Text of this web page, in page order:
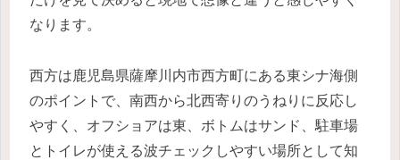
なります。
西方は鹿児島県薩摩川内市西方町にある東シナ海側
のポイントで、南西から北西寄りのうねりに反応し
やすく、オフショアは東、ボトムはサンド、駐車場
とトイレが使える波チェックしやすい場所として知